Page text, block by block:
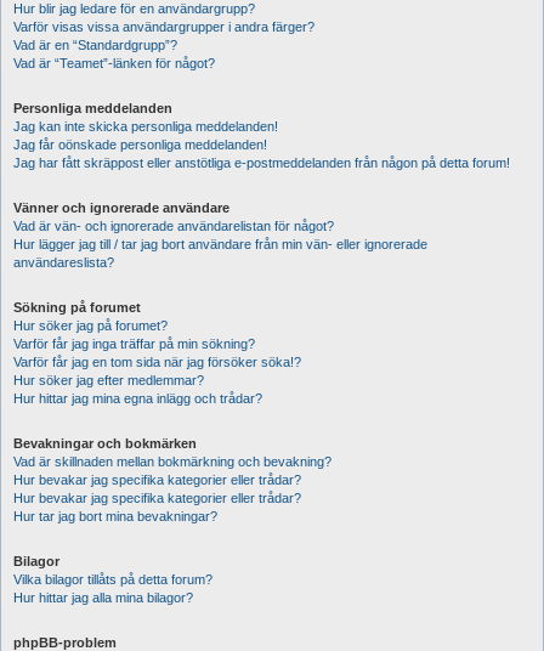
Hur blir jag ledare för en användargrupp?
Varför visas vissa användargrupper i andra färger?
Vad är en “Standardgrupp”?
Vad är “Teamet”-länken för något?
Personliga meddelanden
Jag kan inte skicka personliga meddelanden!
Jag får oönskade personliga meddelanden!
Jag har fått skräppost eller anstötliga e-postmeddelanden från någon på detta forum!
Vänner och ignorerade användare
Vad är vän- och ignorerade användarelistan för något?
Hur lägger jag till / tar jag bort användare från min vän- eller ignorerade
användareslista?
Sökning på forumet
Hur söker jag på forumet?
Varför får jag inga träffar på min sökning?
Varför får jag en tom sida när jag försöker söka!?
Hur söker jag efter medlemmar?
Hur hittar jag mina egna inlägg och trådar?
Bevakningar och bokmärken
Vad är skillnaden mellan bokmärkning och bevakning?
Hur bevakar jag specifika kategorier eller trådar?
Hur bevakar jag specifika kategorier eller trådar?
Hur tar jag bort mina bevakningar?
Bilagor
Vilka bilagor tillåts på detta forum?
Hur hittar jag alla mina bilagor?
phpBB-problem